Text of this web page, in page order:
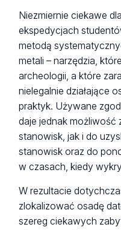
Niezmiernie ciekawe
ekspedycjach
metodą
metali – narzędzia,
archeologii, a które
nielegalnie działające
praktyk. Używane
daje jednak
stanowisk, jak i do
stanowisk oraz do
w czasach, kiedy
W rezultacie
zlokalizować osadę
szereg ciekawych